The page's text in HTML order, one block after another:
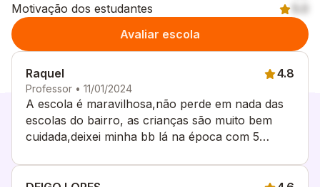
Motivação dos estudantes
Avaliar escola
Raquel
Professor • 11/01/2024
4.8
A escola é maravilhosa,não perde em nada das
escolas do bairro, as crianças são muito bem
cuidada,deixei minha bb lá na época com 5
sempre muito atenciosos..Amooo demais